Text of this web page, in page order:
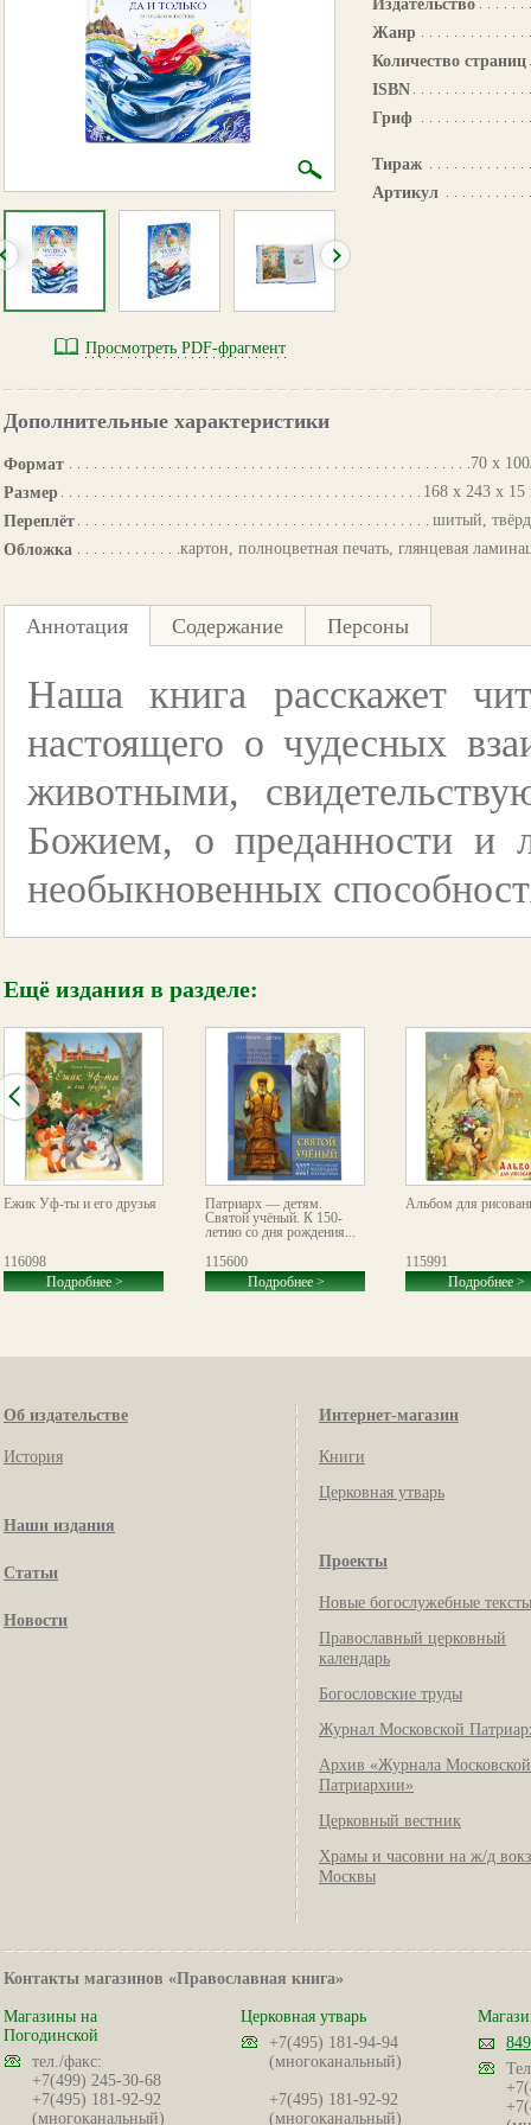
Просмотреть PDF-фрагмент
Издательство
Жанр
Количество страниц
ISBN
Гриф
Тираж
Артикул
Дополнительные характеристики
Формат
70 х
Размер
168 x 243 x
Переплёт
шитый,
Обложка
картон, полноцветная печать, глянцевая
Аннотация Содержание Персоны
Наша книга расскажет
настоящего о чудесных
животными,
Божием, о преданности и
необыкновенных
Ещё издания в разделе:
Ёжик Уф-ты и его друзья
116098
Подробнее >
Патриарх — детям.
Святой учёный. К 150-
летию со дня рождения...
115600
Подробнее >
Альбом для
115991
Подробнее >
Об издательстве
История
Наши издания
Статьи
Новости
Интернет-магазин
Книги
Церковная утварь
Проекты
Новые богослужебные тексты
Православный церковный
календарь
Богословские труды
Журнал Московской
Архив «Журнала Московской
Патриархии»
Церковный вестник
Храмы и часовни на ж/д
Москвы
Контакты магазинов «Православная книга»
Магазины на
Погодинской
тел./факс:
+7(499) 245-30-68
+7(495) 181-92-92
(многоканальный)
Церковная утварь
+7(495) 181-94-94
(многоканальный)
+7(495) 181-92-92
(многоканальный)